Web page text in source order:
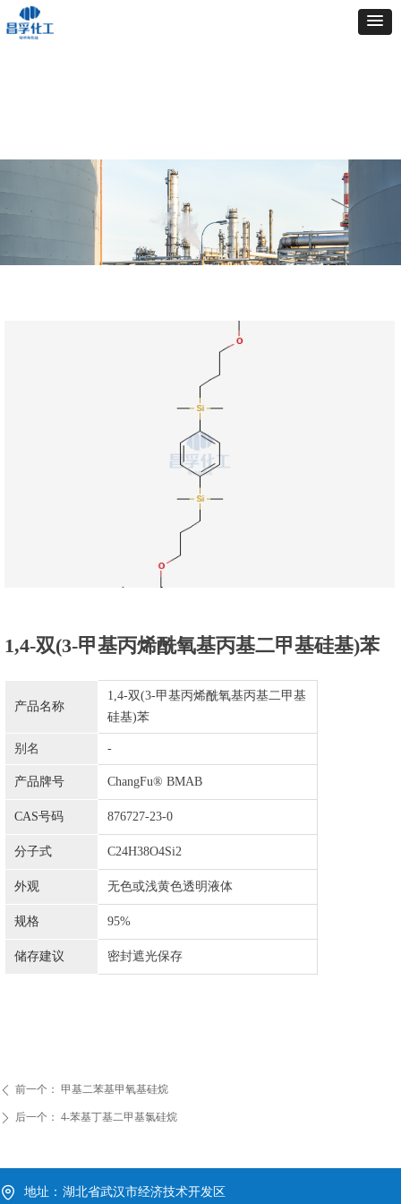
1,4-双(3-甲基丙烯酰氧基丙基二甲基硅基)苯
产品名称
1,4-双(3-甲基丙烯酰氧基丙基二甲基
硅基)苯
别名 -
产品牌号 ChangFu® BMAB
CAS号码 876727-23-0
分子式 C24H38O4Si2
外观 无色或浅黄色透明液体
规格 95%
储存建议 密封遮光保存
ꄴ 前一个： 甲基二苯基甲氧基硅烷
ꄲ 后一个： 4-苯基丁基二甲基氯硅烷
地址： 湖北省武汉市经济技术开发区